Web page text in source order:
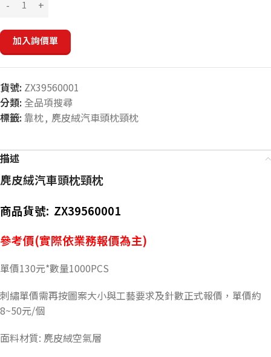
加入詢價單
貨號: ZX39560001
分類: 全品項搜尋
標籤: 靠枕, 麂皮絨汽車頭枕頸枕
描述
麂皮絨汽車頭枕頸枕
商品貨號: ZX39560001
參考價(實際依業務報價為主)
單價130元*數量1000PCS
刺繡單價需再按圖案大小與工藝要求及針數正式報價，單價約
8~50元/個
面料材質: 麂皮絨空氣層